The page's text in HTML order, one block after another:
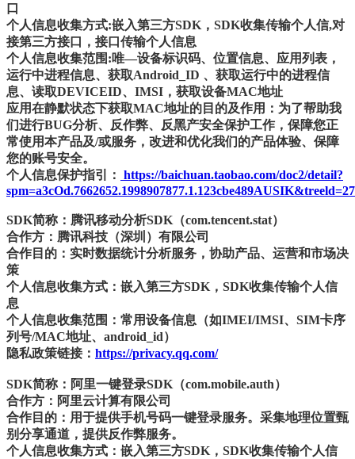
口
个人信息收集方式:嵌入第三方SDK，SDK收集传输个人信,对
接第三方接口，接口传输个人信息
个人信息收集范围:唯—设备标识码、位置信息、应用列表，
运行中进程信息、获取Android_ID 、获取运行中的进程信
息、读取DEVICEID、IMSI，获取设备MAC地址
应用在静默状态下获取MAC地址的目的及作用：为了帮助我
们进行BUG分析、反作弊、反黑产安全保护工作，保障您正
常使用本产品及/或服务，改进和优化我们的产品体验、保障
您的账号安全。
个人信息保护指引： https://baichuan.taobao.com/doc2/detail?
SDK简称：腾讯移动分析SDK（com.tencent.stat）
合作方：腾讯科技（深圳）有限公司
合作目的：实时数据统计分析服务，协助产品、运营和市场决
策
个人信息收集方式：嵌入第三方SDK，SDK收集传输个人信
息
个人信息收集范围：常用设备信息（如IMEI/IMSI、SIM卡序
列号/MAC地址、android_id）
隐私政策链接： https://privacy.qq.com/
SDK简称：阿里一键登录SDK（com.mobile.auth）
合作方：阿里云计算有限公司
合作目的：用于提供手机号码一键登录服务。采集地理位置甄
别分享通道，提供反作弊服务。
个人信息收集方式：嵌入第三方SDK，SDK收集传输个人信